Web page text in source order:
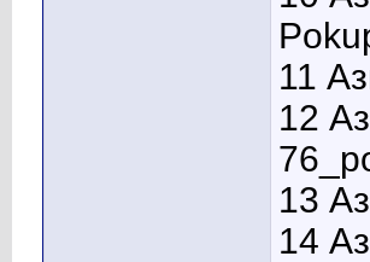
11
12
13
14